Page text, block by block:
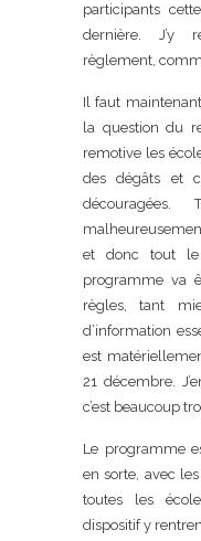
participants
dernière. J’y
règlement,
Il faut
la question du
remotive les
des dégâts et
et donc tout
programme va
règles, tant
d’information
est
21 décembre.
c’est beaucoup
Le programme
en sorte, avec
toutes les
dispositif y